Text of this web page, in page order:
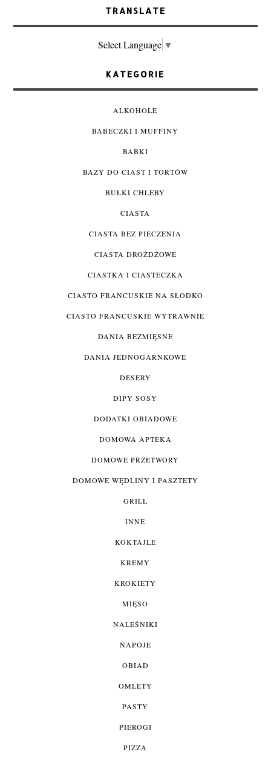
TRANSLATE
Select Language ▼
KATEGORIE
ALKOHOLE
BABECZKI I MUFFINY
BABKI
BAZY DO CIAST I TORTÓW
BUŁKI CHLEBY
CIASTA
CIASTA BEZ PIECZENIA
CIASTA DROŻDŻOWE
CIASTKA I CIASTECZKA
CIASTO FRANCUSKIE NA SŁODKO
CIASTO FRANCUSKIE WYTRAWNIE
DANIA BEZMIĘSNE
DANIA JEDNOGARNKOWE
DESERY
DIPY SOSY
DODATKI OBIADOWE
DOMOWA APTEKA
DOMOWE PRZETWORY
DOMOWE WĘDLINY I PASZTETY
GRILL
INNE
KOKTAJLE
KREMY
KROKIETY
MIĘSO
NALEŚNIKI
NAPOJE
OBIAD
OMLETY
PASTY
PIEROGI
PIZZA